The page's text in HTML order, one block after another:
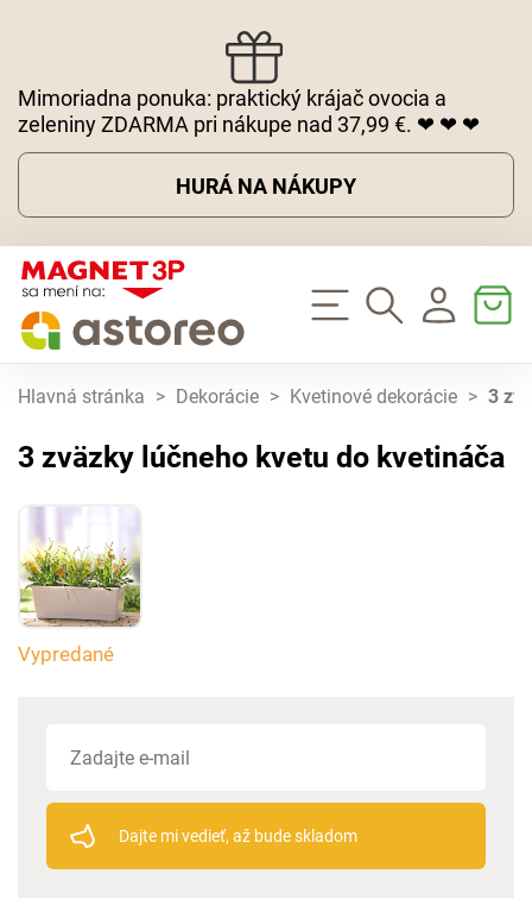
Mimoriadna ponuka: praktický krájač ovocia a
zeleniny ZDARMA pri nákupe nad 37,99 €. ❤ ❤ ❤
HURÁ NA NÁKUPY
Hlavná stránka > Dekorácie > Kvetinové dekorácie > 3
3 zväzky lúčneho kvetu do kvetináča
Vypredané
Dajte mi vedieť, až bude skladom